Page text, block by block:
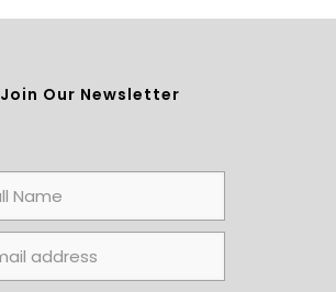
Join Our Newsletter